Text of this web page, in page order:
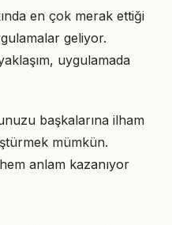
en çok merak ettiği
geliyor.
uygulamada
başkalarına ilham
mümkün.
anlam kazanıyor